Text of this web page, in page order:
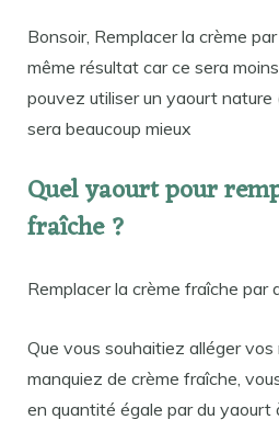
Bonsoir, Remplacer la crème
même résultat car ce sera
pouvez utiliser un yaourt nature
sera beaucoup mieux
Quel yaourt pour
fraîche ?
Remplacer la crème fraîche par
Que vous souhaitiez alléger
manquiez de crème fraîche,
en quantité égale par du yaourt